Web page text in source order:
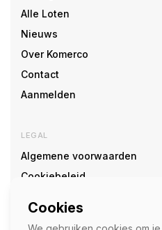
Alle Loten
Nieuws
Over Komerco
Contact
Aanmelden
LEGAL
Algemene voorwaarden
Cookiebeleid